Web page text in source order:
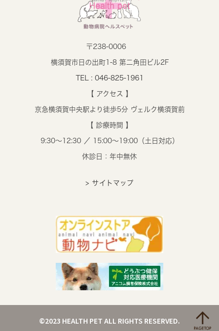
〒238-0006
横須賀市日の出町1-8 第二角田ビル2F
TEL : 046-825-1961
【 アクセス 】
京急横須賀中央駅より徒歩5分 ヴェルク横須賀前
【 診療時間 】
9:30～12:30 ／ 15:00～19:00（土日対応）
休診日：年中無休
> サイトマップ
©2023 HEALTH PET ALL RIGHTS RESERVED.